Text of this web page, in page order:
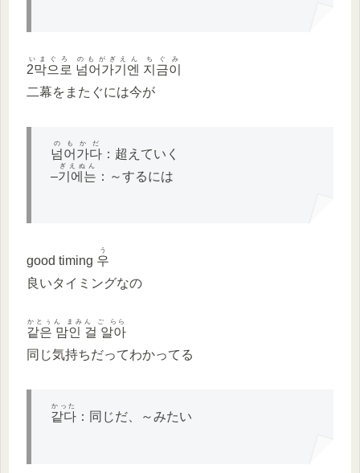
2막으로 넘어가기엔
いまぐろ のもがぎえん
지금이
ちぐみ
二幕をまたぐには今が
넘어가다
のもかだ
：超えていく
–기에는
ぎえぬん
：～するには
good timing 우
う
良いタイミングなの
같은 맘인 걸 알아
かとぅん まみん ご らら
同じ気持ちだってわかってる
같다
かった
：同じだ、～みたい